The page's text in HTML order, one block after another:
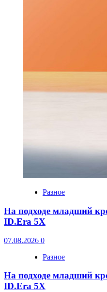
Разное
На подходе младший
ID.Era 5X
07.08.2026 0
Разное
На подходе младший
ID.Era 5X